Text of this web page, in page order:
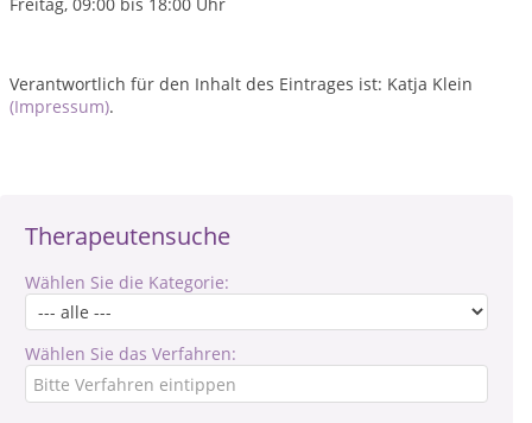
Therapeutensuche
Wählen Sie die Kategorie:
Wählen Sie das Verfahren:
Verantwortlich für den Inhalt des Eintrages ist: Katja Klein
(Impressum).